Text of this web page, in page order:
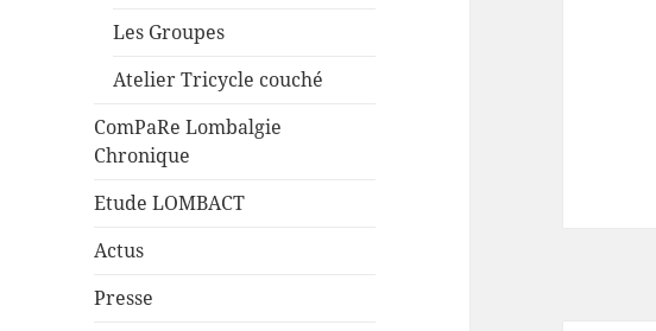
Les Groupes
Atelier Tricycle couché
ComPaRe Lombalgie
Chronique
Etude LOMBACT
Actus
Presse